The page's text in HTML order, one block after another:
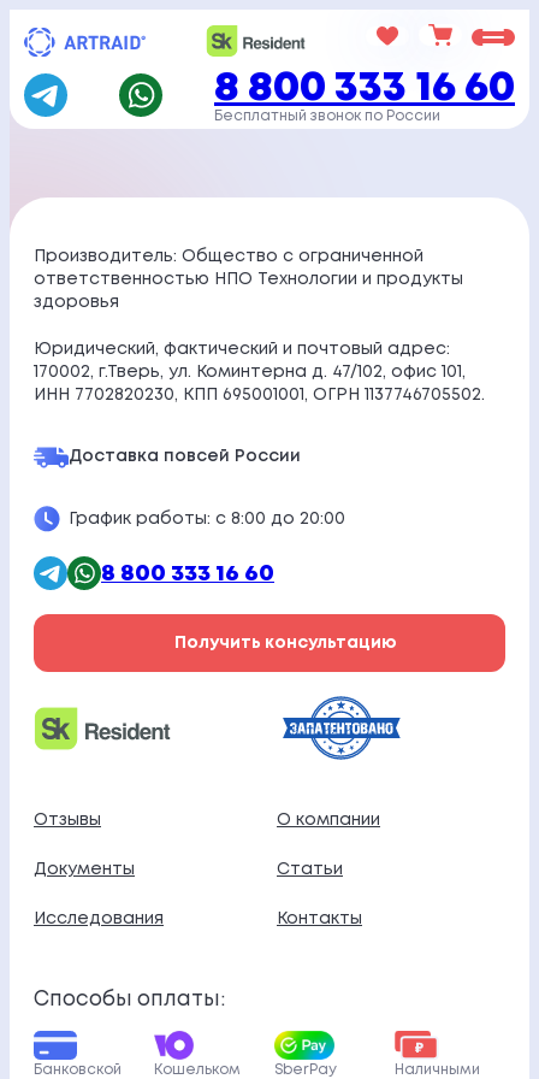
Перейти
содержимому
8 800 333 16 60
Бесплатный звонок по России
Производитель: Общество с ограниченной
ответственностью НПО Технологии и продукты
здоровья
Юридический, фактический и почтовый адрес:
170002, г.Тверь, ул. Коминтерна д. 47/102, офис 101,
ИНН 7702820230, КПП 695001001, ОГРН 1137746705502.
Доставка повсей России
График работы: с 8:00 до 20:00
8 800 333 16 60
Получить консультацию
Отзывы О компании
Документы Статьи
Исследования Контакты
Способы оплаты:
Банковской Кошельком SberPay Наличными